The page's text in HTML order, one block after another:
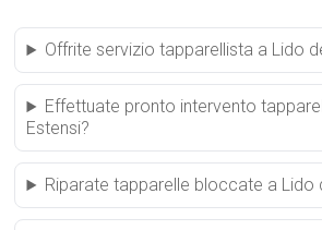
Offrite servizio tapparellista a Lido
Effettuate pronto intervento
Estensi?
Riparate tapparelle bloccate a Lido